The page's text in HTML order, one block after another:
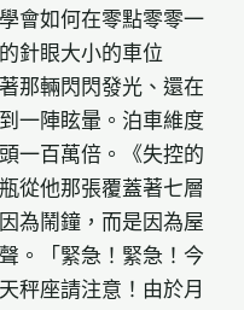
會如何在零點零零一
針眼大小的車位
那輛閃閃發光、還在
一陣眩暈。泊車維度
一百萬倍。《失控的
從他那張覆蓋著七層
為鬧鐘，而是因為屋
。「緊急！緊急！今
秤座請注意！由於月